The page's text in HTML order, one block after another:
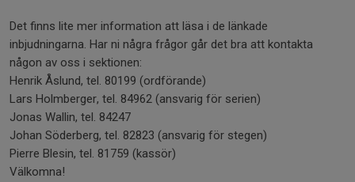
Det finns lite mer information att läsa i de länkade
inbjudningarna. Har ni några frågor går det bra att kontakta
någon av oss i sektionen:
Henrik Åslund, tel. 80199 (ordförande)
Lars Holmberger, tel. 84962 (ansvarig för serien)
Jonas Wallin, tel. 84247
Johan Söderberg, tel. 82823 (ansvarig för stegen)
Pierre Blesin, tel. 81759 (kassör)
Välkomna!